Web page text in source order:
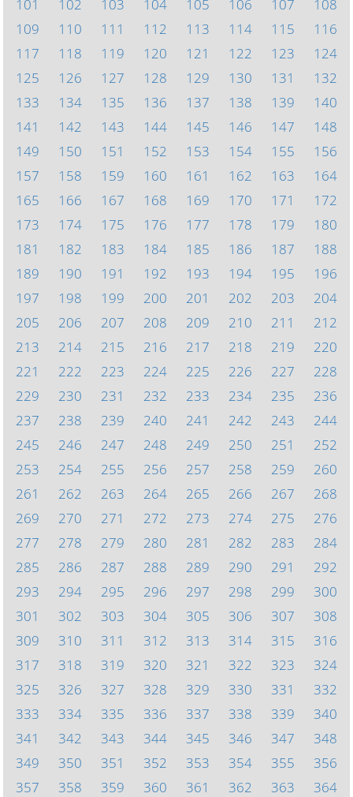
101
102 103 104 105 106 107
108
109
110 111 112 113 114 115
116
117
118 119 120 121 122 123
124
125
126 127 128 129 130 131
132
133
134 135 136 137 138 139
140
141
142 143 144 145 146 147
148
149
150 151 152 153 154 155
156
157
158 159 160 161 162 163
164
165
166 167 168 169 170 171
172
173
174 175 176 177 178 179
180
181
182 183 184 185 186 187
188
189
190 191 192 193 194 195
196
197
198 199 200 201 202 203
204
205
206 207 208 209 210 211
212
213
214 215 216 217 218 219
220
221
222 223 224 225 226 227
228
229
230 231 232 233 234 235
236
237
238 239 240 241 242 243
244
245
246 247 248 249 250 251
252
253
254 255 256 257 258 259
260
261
262 263 264 265 266 267
268
269
270 271 272 273 274 275
276
277
278 279 280 281 282 283
284
285
286 287 288 289 290 291
292
293
294 295 296 297 298 299
300
301
302 303 304 305 306 307
308
309
310 311 312 313 314 315
316
317
318 319 320 321 322 323
324
325
326 327 328 329 330 331
332
333
334 335 336 337 338 339
340
341
342 343 344 345 346 347
348
349
350 351 352 353 354 355
356
357
358 359 360 361 362 363 364